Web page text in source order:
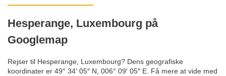
Hesperange, Luxembourg på
Googlemap
Rejser til Hesperange, Luxembourg? Dens geografiske
koordinater er 49° 34′ 05″ N, 006° 09′ 05″ E. Få mere at vide med